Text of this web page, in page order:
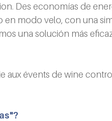
Des economías de
modo velo, con una
una solución más
aux évents de wine